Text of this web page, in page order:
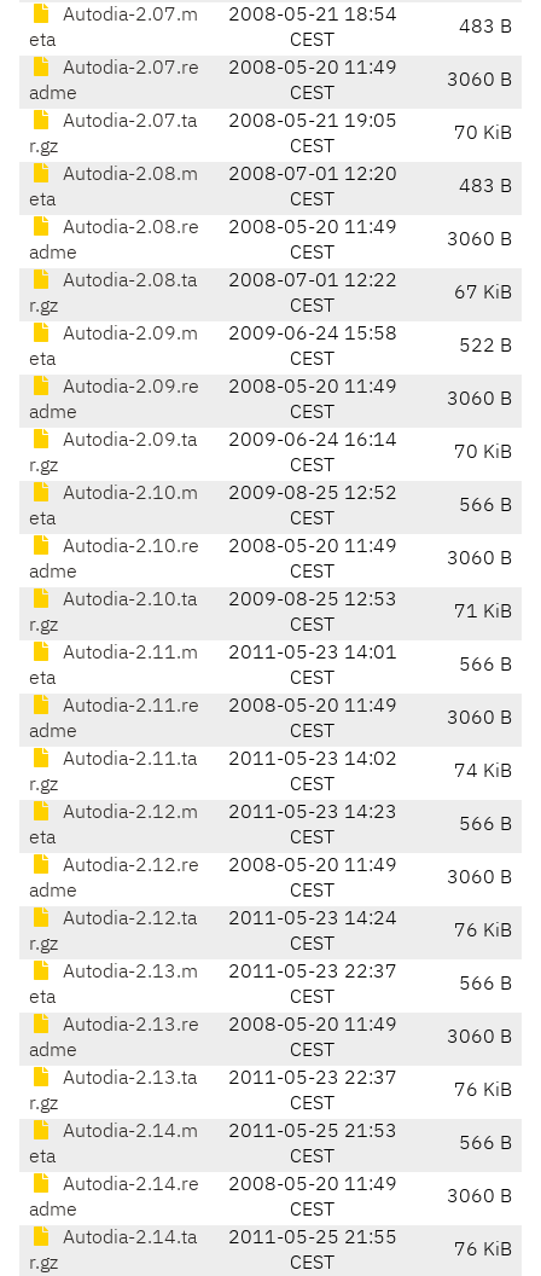
Autodia-2.07.m
eta
2008-05-21 18:54
CEST
483 B
Autodia-2.07.re
adme
2008-05-20 11:49
CEST
3060 B
Autodia-2.07.ta
r.gz
2008-05-21 19:05
CEST
70 KiB
Autodia-2.08.m
eta
2008-07-01 12:20
CEST
483 B
Autodia-2.08.re
adme
2008-05-20 11:49
CEST
3060 B
Autodia-2.08.ta
r.gz
2008-07-01 12:22
CEST
67 KiB
Autodia-2.09.m
eta
2009-06-24 15:58
CEST
522 B
Autodia-2.09.re
adme
2008-05-20 11:49
CEST
3060 B
Autodia-2.09.ta
r.gz
2009-06-24 16:14
CEST
70 KiB
Autodia-2.10.m
eta
2009-08-25 12:52
CEST
566 B
Autodia-2.10.re
adme
2008-05-20 11:49
CEST
3060 B
Autodia-2.10.ta
r.gz
2009-08-25 12:53
CEST
71 KiB
Autodia-2.11.m
eta
2011-05-23 14:01
CEST
566 B
Autodia-2.11.re
adme
2008-05-20 11:49
CEST
3060 B
Autodia-2.11.ta
r.gz
2011-05-23 14:02
CEST
74 KiB
Autodia-2.12.m
eta
2011-05-23 14:23
CEST
566 B
Autodia-2.12.re
adme
2008-05-20 11:49
CEST
3060 B
Autodia-2.12.ta
r.gz
2011-05-23 14:24
CEST
76 KiB
Autodia-2.13.m
eta
2011-05-23 22:37
CEST
566 B
Autodia-2.13.re
adme
2008-05-20 11:49
CEST
3060 B
Autodia-2.13.ta
r.gz
2011-05-23 22:37
CEST
76 KiB
Autodia-2.14.m
eta
2011-05-25 21:53
CEST
566 B
Autodia-2.14.re
adme
2008-05-20 11:49
CEST
3060 B
Autodia-2.14.ta
r.gz
2011-05-25 21:55
CEST
76 KiB